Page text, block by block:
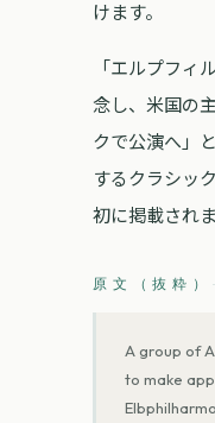
けます。
「エルプフィ
念し、米国の
クで公演へ」
するクラシッ
初に掲載されま
原文（抜粋）
A group of
to make